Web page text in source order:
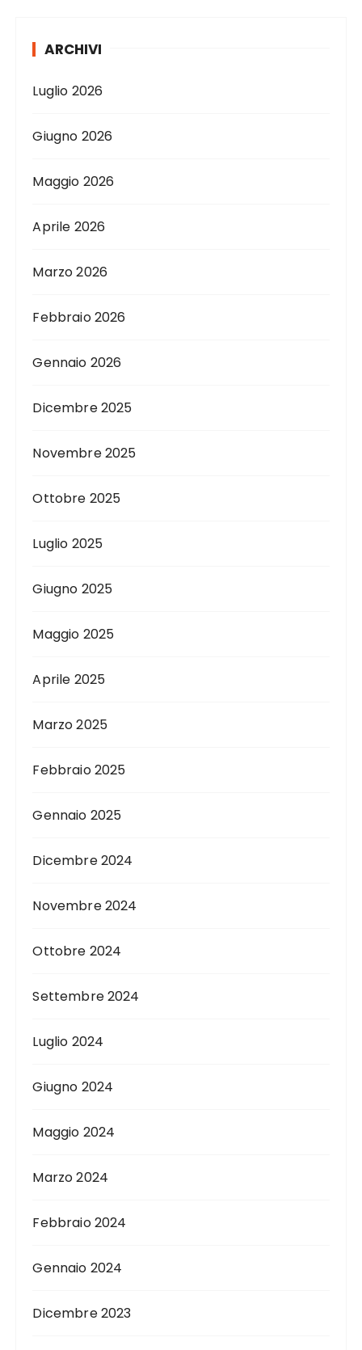
ARCHIVI
Luglio 2026
Giugno 2026
Maggio 2026
Aprile 2026
Marzo 2026
Febbraio 2026
Gennaio 2026
Dicembre 2025
Novembre 2025
Ottobre 2025
Luglio 2025
Giugno 2025
Maggio 2025
Aprile 2025
Marzo 2025
Febbraio 2025
Gennaio 2025
Dicembre 2024
Novembre 2024
Ottobre 2024
Settembre 2024
Luglio 2024
Giugno 2024
Maggio 2024
Marzo 2024
Febbraio 2024
Gennaio 2024
Dicembre 2023